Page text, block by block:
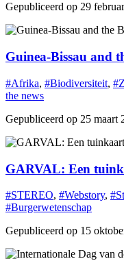
Gepubliceerd op 29
Guinea-Bissau and
#Afrika, #Biodiversiteit,
the news
Gepubliceerd op 25 maart
GARVAL: Een
#STEREO, #Webstory,
#Burgerwetenschap
Gepubliceerd op 15